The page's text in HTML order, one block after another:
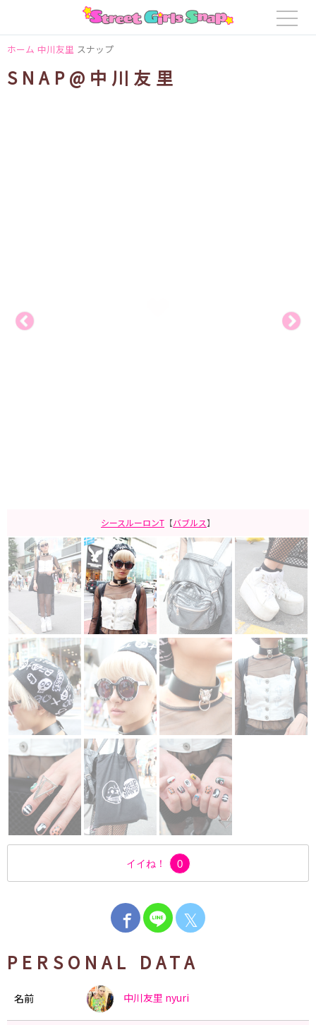
ホーム 中川友里 スナップ
SNAP@中川友里
シースルーロンT 【バブルス】
イイね！ 0
𝕏
PERSONAL DATA
名前 中川友里 nyuri